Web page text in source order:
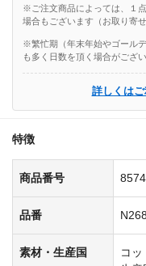
※ご注文商品によっては、１
場合もございます（お取り寄
※繁忙期（年末年始やゴール
も多く日数を頂く場合がござい
詳しくは
特徴
商品番号
品番
素材・生産国
コ